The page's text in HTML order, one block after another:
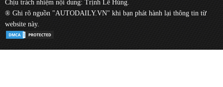
Chịu trách nhiệm nội dung: Trịnh Lê Hùng.
® Ghi rõ nguồn "AUTODAILY.VN" khi bạn phát hành lại thông tin từ
website này.